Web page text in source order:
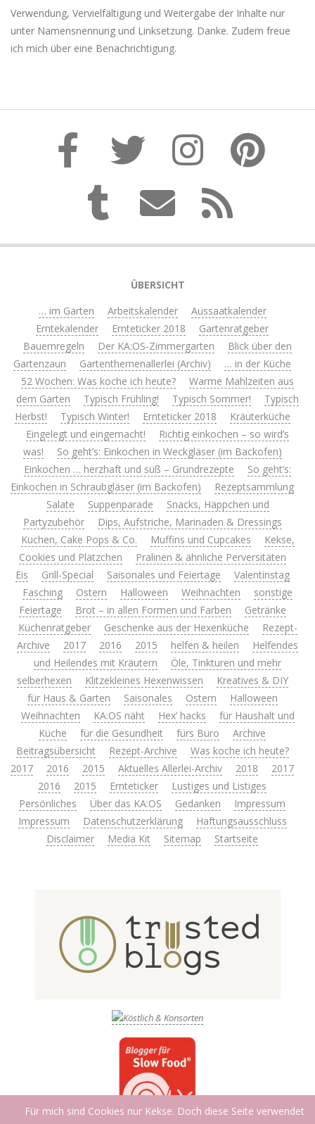
Verwendung, Vervielfältigung und Weitergabe der Inhalte nur
unter Namensnennung und Linksetzung. Danke. Zudem freue
ich mich über eine Benachrichtigung.
ÜBERSICHT
… im Garten
Arbeitskalender
Aussaatkalender
Erntekalender
Ernteticker 2018
Gartenratgeber
Bauernregeln
Der KA:OS-Zimmergarten
Blick über den
Gartenzaun
Gartenthemenallerlei (Archiv)
… in der Küche
52 Wochen: Was koche ich heute?
Warme Mahlzeiten aus
dem Garten
Typisch Frühling! Typisch Sommer!
Typisch
Herbst!
Typisch Winter! Ernteticker 2018
Kräuterküche
Eingelegt und eingemacht!
Richtig einkochen – so wird’s
was!
So geht’s: Einkochen in Weckgläser (im Backofen)
Einkochen … herzhaft und süß – Grundrezepte
So geht’s:
Einkochen in Schraubgläser (im Backofen)
Rezeptsammlung
Salate
Suppenparade
Snacks, Häppchen und
Partyzubehör
Dips, Aufstriche, Marinaden & Dressings
Kuchen, Cake Pops & Co.
Muffins und Cupcakes
Kekse,
Cookies und Plätzchen
Pralinen & ähnliche Perversitäten
Eis
Grill-Special Saisonales und Feiertage
Valentinstag
Fasching
Ostern Halloween Weihnachten
sonstige
Feiertage
Brot – in allen Formen und Farben
Getränke
Küchenratgeber
Geschenke aus der Hexenküche
Rezept-
Archive
2017 2016 2015 helfen & heilen
Helfendes
und Heilendes mit Kräutern
Öle, Tinkturen und mehr
selberhexen
Klitzekleines Hexenwissen
Kreatives & DIY
für Haus & Garten
Saisonales Ostern
Halloween
Weihnachten
KA:OS näht Hex’ hacks
für Haushalt und
Küche
für die Gesundheit fürs Büro
Archive
Beitragsübersicht
Rezept-Archive
Was koche ich heute?
2017
2016 2015 Aktuelles Allerlei-Archiv 2018
2017
2016
2015 Ernteticker
Lustiges und Listiges
Persönliches
Über das KA:OS Gedanken
Impressum
Impressum
Datenschutzerklärung
Haftungsausschluss
Disclaimer
Media Kit Sitemap Startseite
Für mich sind Cookies nur Kekse. Doch diese Seite verwendet